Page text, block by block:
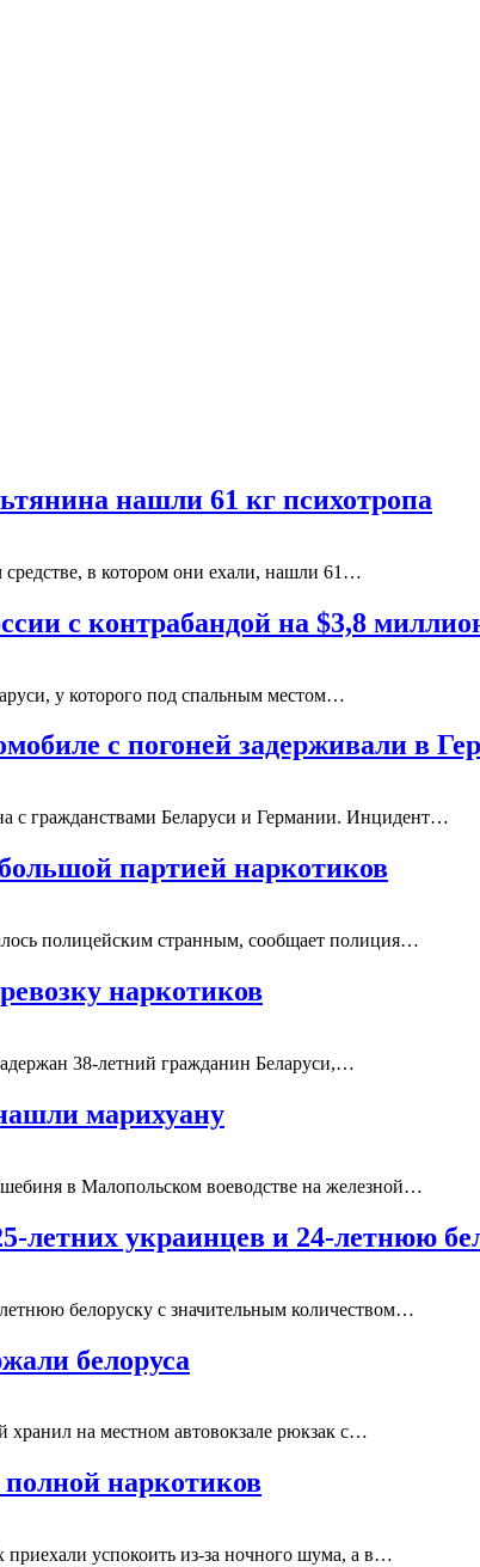
нашли 61 кг психотропа
в котором они ехали, нашли 61…
с контрабандой на $3,8
у которого под спальным местом…
с погоней задерживали в
с гражданствами Беларуси и Германии. Инцидент…
партией наркотиков
полицейским странным, сообщает полиция…
наркотиков
38-летний гражданин Беларуси,…
марихуану
в Малопольском воеводстве на железной…
летних украинцев и 24-летнюю
белоруску с значительным количеством…
белоруса
хранил на местном автовокзале рюкзак с…
наркотиков
приехали успокоить из-за ночного шума, а в…